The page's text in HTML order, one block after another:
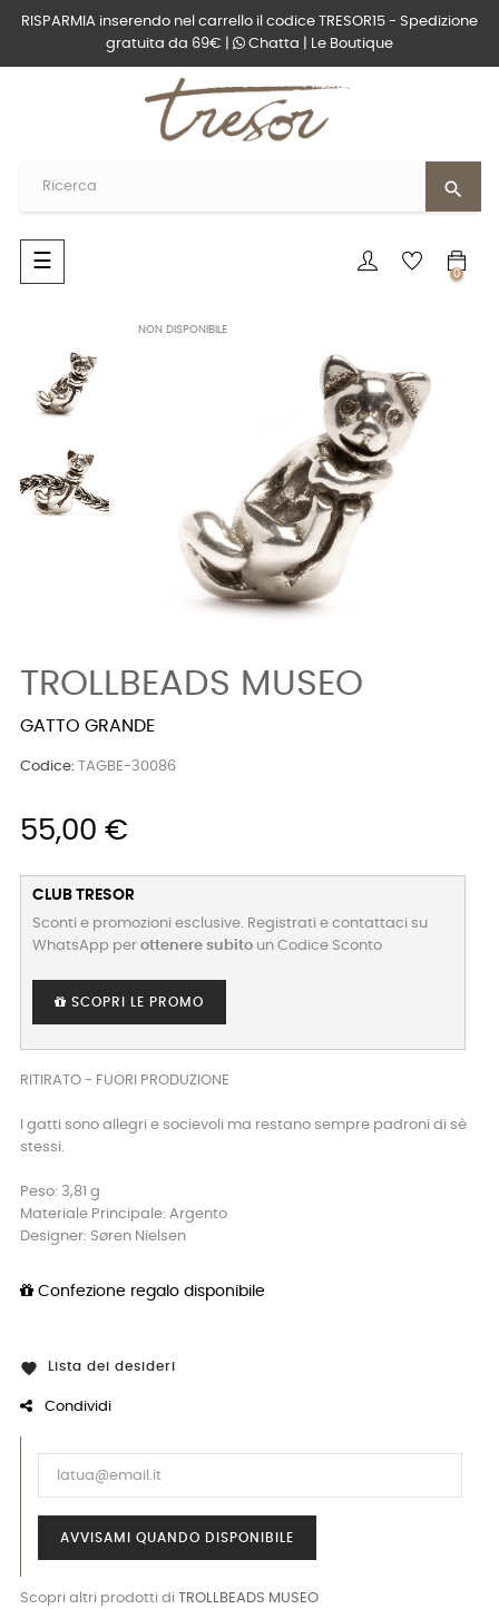
RISPARMIA inserendo nel carrello il codice TRESOR15 - Spedizione
gratuita da 69€ |
Chatta Le Boutique
search
navigazione
Toggle
☰
0
NON DISPONIBILE
TROLLBEADS MUSEO
GATTO GRANDE
Codice: TAGBE-30086
55,00 €
CLUB TRESOR
Sconti e promozioni esclusive. Registrati e contattaci su
WhatsApp per ottenere subito un Codice Sconto
SCOPRI LE PROMO
RITIRATO - FUORI PRODUZIONE
I gatti sono allegri e socievoli ma restano sempre padroni di sè
stessi.
Peso: 3,81 g
Materiale Principale: Argento
Designer: Søren Nielsen
Confezione regalo disponibile
 Lista dei desideri
Condividi
AVVISAMI QUANDO DISPONIBILE
Scopri altri prodotti di TROLLBEADS MUSEO